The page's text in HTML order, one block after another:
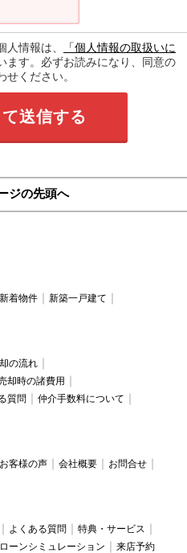
情報は、
「個人情報の取扱いに
ます。必ずお読みになり、同意の
せください。
送信する
ジの先頭へ
新着物件
新築一戸建て
の流れ
却時の諸費用
質問
仲介手数料について
お客様の声 会社概要
お問合せ
よくある質問
特典・サービス
ローンシミュレーション 来店予約